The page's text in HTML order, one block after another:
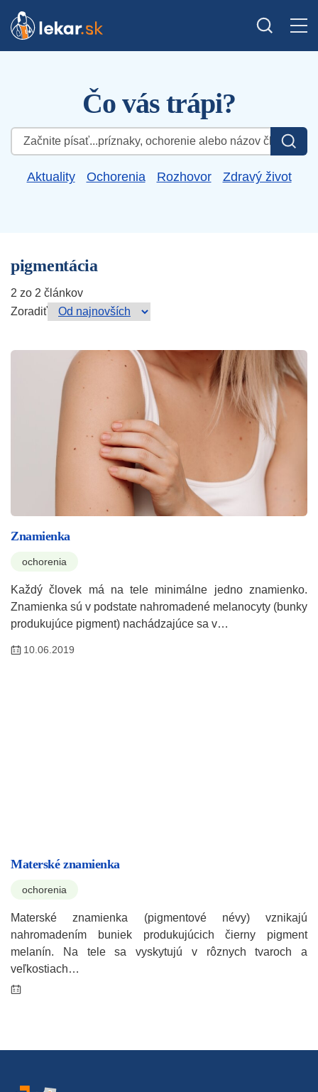
Čo vás trápi?
Hľadať:
Aktuality Ochorenia Rozhovor Zdravý život
pigmentácia
2 zo 2 článkov
Zoradiť
Znamienka
ochorenia
Každý človek má na tele minimálne jedno znamienko.
Znamienka sú v podstate nahromadené melanocyty (bunky
produkujúce pigment) nachádzajúce sa v…
10.06.2019
Materské znamienka
ochorenia
Materské znamienka (pigmentové névy) vznikajú
nahromadením buniek produkujúcich čierny pigment
melanín. Na tele sa vyskytujú v rôznych tvaroch a
veľkostiach…